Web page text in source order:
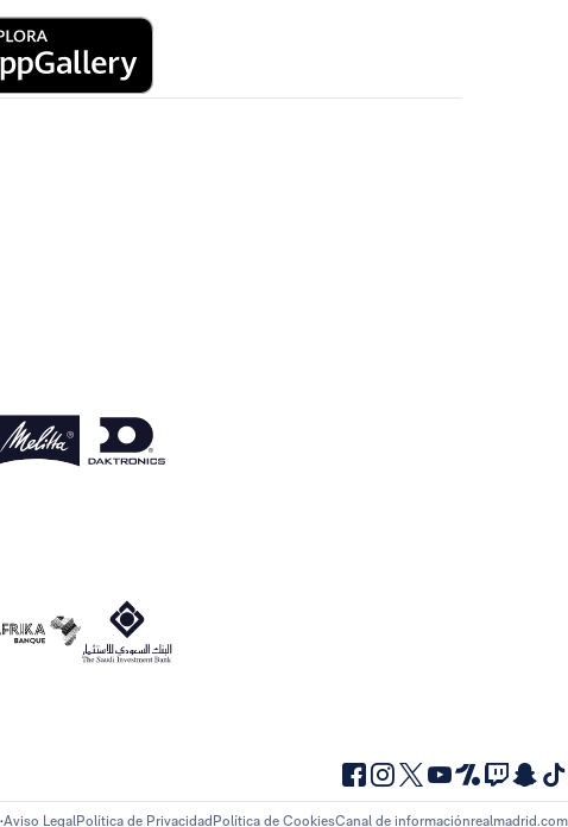
Aviso LegalPolítica de Privacidad Política de CookiesCanal de informaciónrealmadrid.com